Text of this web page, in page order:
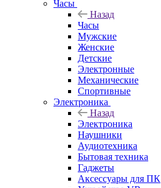
Часы
Назад
Часы
Мужские
Женские
Детские
Электронные
Механические
Спортивные
Электроника
Назад
Электроника
Наушники
Аудиотехника
Бытовая техника
Гаджеты
Аксессуары для ПК